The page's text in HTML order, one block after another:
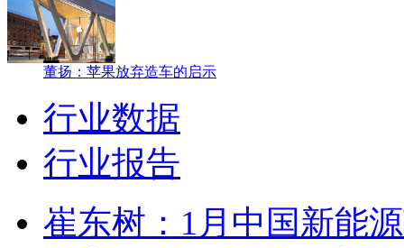
董扬：苹果放弃造车的启示
行业数据
行业报告
崔东树：1月中国新能